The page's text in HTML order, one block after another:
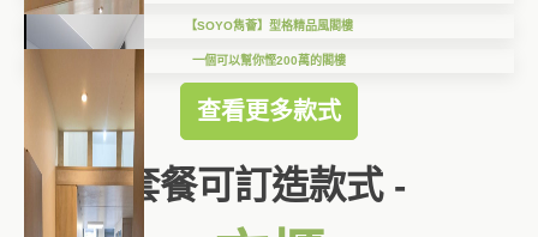
【SOYO雋薈】型格精品風閣樓
一個可以幫你慳200萬的閣樓
查看更多款式
套餐可訂造款式 -